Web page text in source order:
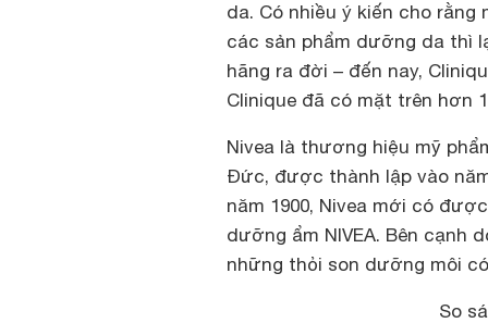
da. Có nhiều ý kiến cho
các sản phẩm dưỡng da thì
hãng ra đời – đến nay,
Clinique đã có mặt trên hơn
Nivea là thương hiệu mỹ
Đức, được thành lập vào
năm 1900, Nivea mới có
dưỡng ẩm NIVEA. Bên cạnh
những thỏi son dưỡng môi
So